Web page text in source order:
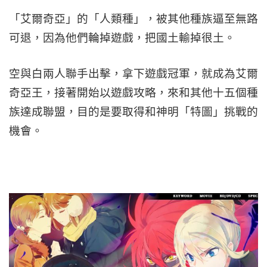
「艾爾奇亞」的「人類種」，被其他種族逼至無路
可退，因為他們輪掉遊戲，把國土輸掉很土。
空與白兩人聯手出擊，拿下遊戲冠軍，就成為艾爾
奇亞王，接著開始以遊戲攻略，來和其他十五個種
族達成聯盟，目的是要取得和神明「特圖」挑戰的
機會。